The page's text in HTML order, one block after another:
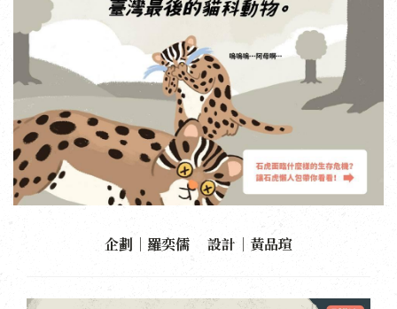
企劃｜羅奕儒 設計｜黃品瑄